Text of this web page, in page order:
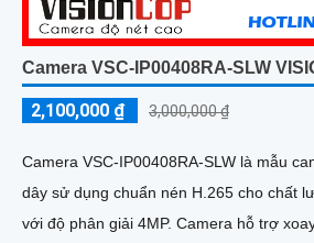
Camera VSC-IP00408RA-SLW
2,100,000 ₫ 3,000,000 ₫
Camera VSC-IP00408RA-SLW là mẫu
dây sử dụng chuẩn nén H.265 cho chất
với độ phân giải 4MP. Camera hỗ trợ xoay 360 độ, đàm thoại